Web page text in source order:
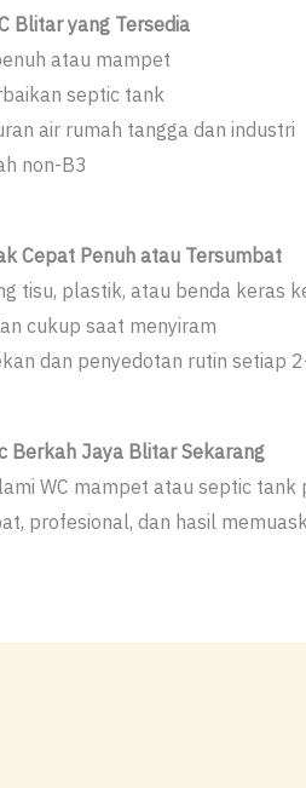
Blitar yang Tersedia
atau mampet
septic tank
air rumah tangga dan industri
non-B3
Cepat Penuh atau Tersumbat
tisu, plastik, atau benda keras
cukup saat menyiram
dan penyedotan rutin setiap
Berkah Jaya Blitar Sekarang
WC mampet atau septic tank
profesional, dan hasil